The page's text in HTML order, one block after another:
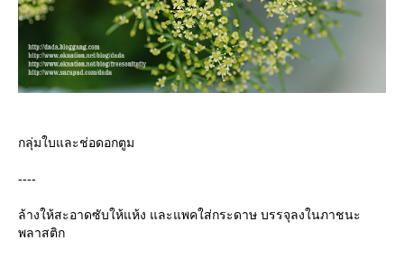
กลุ่มใบและช่อดอกตูม
----
ล้างให้สะอาดซับให้แห้ง และแพคใส่กระดาษ บรรจุลงในภาชนะ
พลาสติก